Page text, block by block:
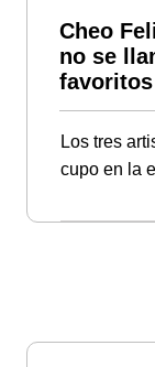
Cheo
no se
favoritos
Los tres
cupo en la